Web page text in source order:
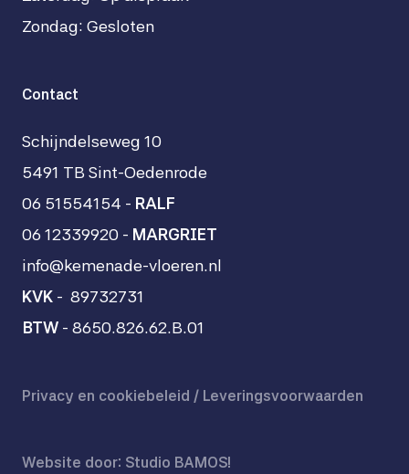
Zondag: Gesloten
Contact
Schijndelseweg 10
5491 TB Sint-Oedenrode
06 51554154 - RALF
06 12339920 - MARGRIET
info@kemenade-vloeren.nl
KVK - 89732731
BTW - 8650.826.62.B.01
Privacy en cookiebeleid / Leveringsvoorwaarden
Website door: Studio BAMOS!